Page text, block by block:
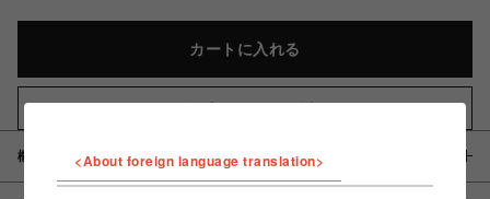
カートに入れる
概要 <About foreign language translation>